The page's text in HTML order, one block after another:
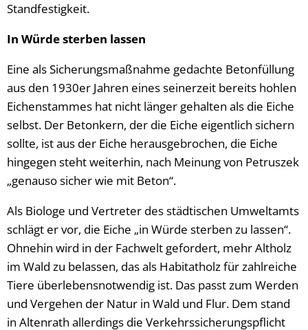
Standfestigkeit.
In Würde sterben lassen
Eine als Sicherungsmaßnahme gedachte Betonfüllung
aus den 1930er Jahren eines seinerzeit bereits hohlen
Eichenstammes hat nicht länger gehalten als die Eiche
selbst. Der Betonkern, der die Eiche eigentlich sichern
sollte, ist aus der Eiche herausgebrochen, die Eiche
hingegen steht weiterhin, nach Meinung von Petruszek
„genauso sicher wie mit Beton“.
Als Biologe und Vertreter des städtischen Umweltamts
schlägt er vor, die Eiche „in Würde sterben zu lassen“.
Ohnehin wird in der Fachwelt gefordert, mehr Altholz
im Wald zu belassen, das als Habitatholz für zahlreiche
Tiere überlebensnotwendig ist. Das passt zum Werden
und Vergehen der Natur in Wald und Flur. Dem stand
in Altenrath allerdings die Verkehrssicherungspflicht